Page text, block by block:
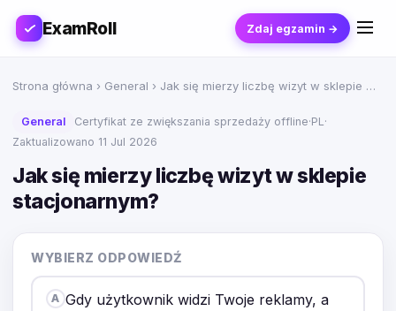
ExamRoll Zdaj egzamin →
Strona główna › General › Jak się mierzy liczbę wizyt w sklepie …
General Certyfikat ze zwiększania sprzedaży offline·PL·
Zaktualizowano 11 Jul 2026
Jak się mierzy liczbę wizyt w sklepie
stacjonarnym?
WYBIERZ ODPOWIEDŹ
A Gdy użytkownik widzi Twoje reklamy, a